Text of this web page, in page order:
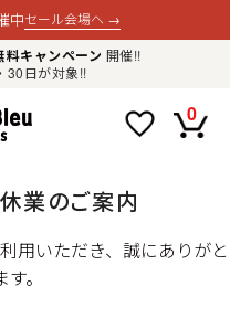
中セール会場へ →
料キャンペーン 開催!!
30日が対象!!
0
ログイン
業のご案内
用いただき、誠にありがと
。